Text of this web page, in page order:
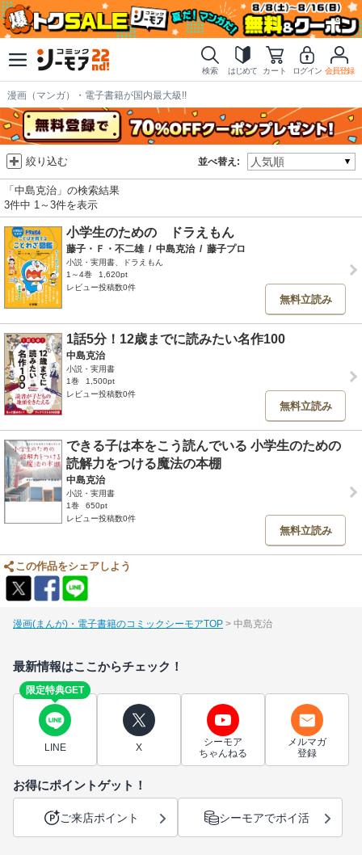
検索 はじめて カート ログイン 会員登録
漫画（マンガ）・電子書籍が国内最大級!!
並べ替え:
絞り込む
「中島克治」の検索結果
3件中 1～3件を表示
小学生のための ドラえもん
藤子・Ｆ・不二雄 / 中島克治 / 藤子プロ
小説・実用書、ドラえもん
1～4巻
1,620pt
レビュー投稿数0件
無料立読み
1話5分！12歳までに読みたい名作100
中島克治
小説・実用書
1巻
1,500pt
レビュー投稿数0件
無料立読み
できる子は本をこう読んでいる 小学生のための
読解力をつける魔法の本棚
中島克治
小説・実用書
1巻
650pt
レビュー投稿数0件
無料立読み
この作品をシェアしよう
漫画(まんが)・電子書籍のコミックシーモアTOP 中島克治
最新情報はここからチェック！
限定特典GET
LINE X
シーモア
ちゃんねる
メルマガ
登録
お得にポイントゲット！
ご来店ポイント シーモアでポイ活